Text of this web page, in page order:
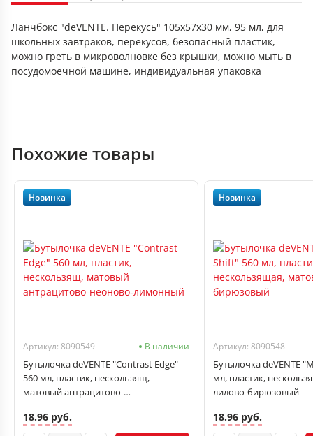
Ланчбокс "deVENTE. Перекусь" 105x57x30 мм, 95 мл, для
школьных завтраков, перекусов, безопасный пластик,
можно греть в микроволновке без крышки, можно мыть в
посудомоечной машине, индивидуальная упаковка
Похожие товары
Новинка
Артикул: 8090549 В наличии
Бутылочка deVENTE "Contrast Edge"
560 мл, пластик, нескользящ,
матовый антрацитово-
18.96 руб.
Новинка
Артикул: 8090548
Бутылочка deVENTE
мл, пластик,
лилово-бирюзовый
18.96 руб.